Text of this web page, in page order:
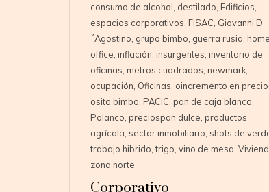
consumo de alcohol destilado Edificios
espacios corporativos FISAC Giovanni D
´Agostino grupo bimbo guerra rusia home
office inflación insurgentes inventario de
oficinas metros cuadrados newmark,
ocupación Oficinas oincremento en
osito bimbo PACIC pan de caja blanco
Polanco preciospan dulce productos
agrícola sector inmobiliario shots de
trabajo hibrido ,trigo vino de mesa
zona norte
Corporativo